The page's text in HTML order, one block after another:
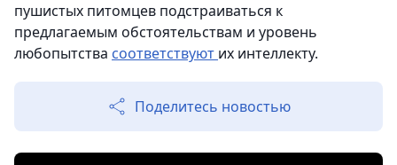
пушистых питомцев подстраиваться к
предлагаемым обстоятельствам и уровень
любопытства соответствуют их интеллекту.
Поделитесь новостью